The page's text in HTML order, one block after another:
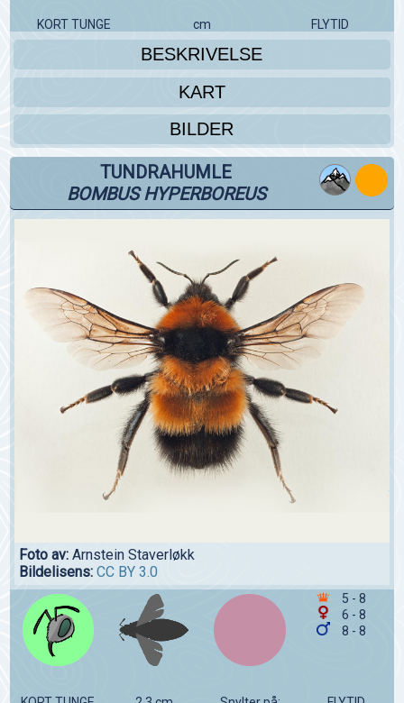
KORT TUNGE cm FLYTID
BESKRIVELSE
KART
BILDER
TUNDRAHUMLE
BOMBUS HYPERBOREUS
Foto av: Arnstein Staverløkk
Bildelisens: CC BY 3.0
5 - 8
6 - 8
8 - 8